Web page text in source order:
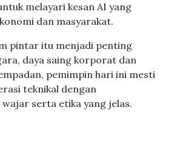
melayari kesan AI yang
dan masyarakat.
pintar itu menjadi penting
daya saing korporat dan
pemimpin hari ini mesti
teknikal dengan
serta etika yang jelas.